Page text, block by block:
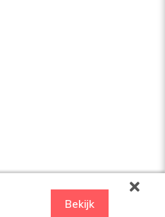
Bekijk